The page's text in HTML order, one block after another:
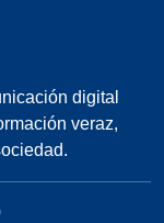
digital
veraz,